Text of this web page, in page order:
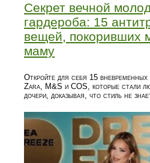
Секрет вечной
гардероба: 15
вещей, покоривших
маму
Откройте для себя 15
Zara, M&S и COS, которые стали
дочери, доказывая, что стиль не